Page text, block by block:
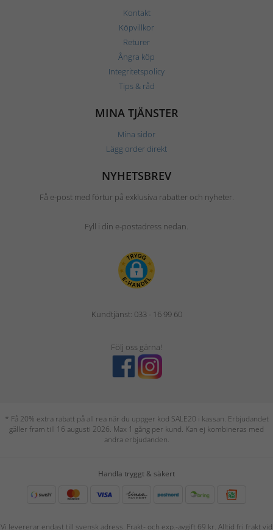
Kontakt
Köpvillkor
Returer
Ångra köp
Integritetspolicy
Tips & råd
MINA TJÄNSTER
Mina sidor
Lägg order direkt
NYHETSBREV
Få e-post med förtur på exklusiva rabatter och nyheter.
Fyll i din e-postadress nedan.
Kundtjänst: 033 - 16 99 60
Följ oss gärna!
* Få 20% extra rabatt på all rea när du uppger kod SALE20 i kassan. Erbjudandet
gäller fram till 16 augusti 2026. Max 1 gång per kund. Kan ej kombineras med
andra erbjudanden.
Handla tryggt & säkert
Vi levererar endast till svensk adress. Frakt- och exp.-avgift 69 kr. Alltid fri frakt vid